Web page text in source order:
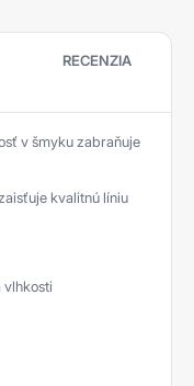
RECENZIA
v šmyku zabraňuje
kvalitnú líniu
vlhkosti